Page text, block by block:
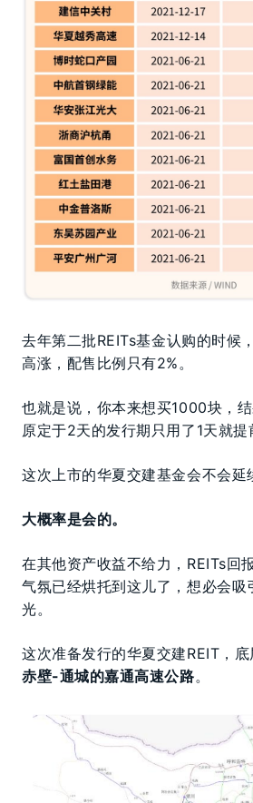
去年第二批REITs基金认购的时候
高涨，配售比例只有2%。
也就是说，你本来想买1000块，
原定于2天的发行期只用了1天就提
这次上市的华夏交建基金会不会延
大概率是会的。
在其他资产收益不给力，REITs回
气氛已经烘托到这儿了，想必会吸
光。
这次准备发行的华夏交建REIT，
赤壁-通城的嘉通高速公路。